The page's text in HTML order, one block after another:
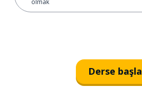
Derse başla